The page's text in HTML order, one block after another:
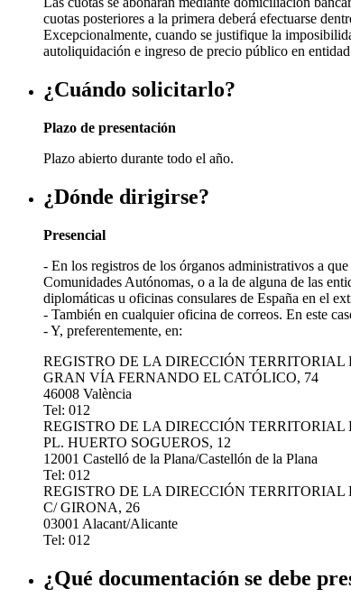
cuotas posteriores a la primera deberá efectuarse
Excepcionalmente, cuando se justifique la
autoliquidación e ingreso de precio público en
¿Cuándo solicitarlo?
Plazo de presentación
Plazo abierto durante todo el año.
¿Dónde dirigirse?
Presencial
- En los registros de los órganos administrativos a
Comunidades Autónomas, o a la de alguna de las
diplomáticas u oficinas consulares de España en el
- También en cualquier oficina de correos. En este
- Y, preferentemente, en:
REGISTRO DE LA DIRECCIÓN
GRAN VÍA FERNANDO EL CATÓLICO, 74
46008 València
Tel: 012
REGISTRO DE LA DIRECCIÓN
PL. HUERTO SOGUEROS, 12
12001 Castelló de la Plana/Castellón de la Plana
Tel: 012
REGISTRO DE LA DIRECCIÓN
C/ GIRONA, 26
03001 Alacant/Alicante
Tel: 012
¿Qué documentación se debe